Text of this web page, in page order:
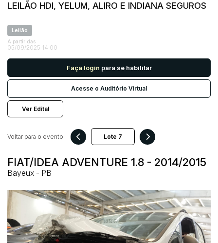
Utilitário
Judiciais Extrajudiciais
R$
LEILÃO HDI, YELUM, ALIRO E INDIANA SEGUROS
Leilão
A partir das
05/09/2025 14:00
Faça login para se habilitar
Acesse o Auditório Virtual
Ver Edital
FIAT/IDEA ADVENTURE 1.8 - 2014/2015
Bayeux - PB
Voltar para o evento